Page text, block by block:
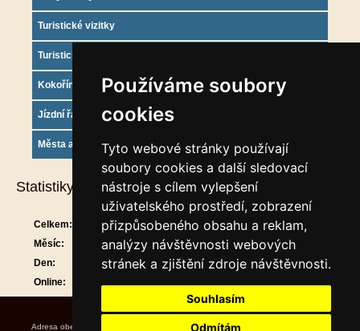
Používáme soubory
cookies
Tyto webové stránky používají
soubory cookies a další sledovací
nástroje s cílem vylepšení
uživatelského prostředí, zobrazení
přizpůsobeného obsahu a reklam,
analýzy návštěvnosti webových
stránek a zjištění zdroje návštěvnosti.
Souhlasím
Odmítám
Turistické vizitky
Turistický deník
Kokořínsko info
Jízdní řády
Města a obce
Statistiky
Online:
Celkem:
911695
Měsíc:
30032
Den:
Adresa obecního úřadu Úřední